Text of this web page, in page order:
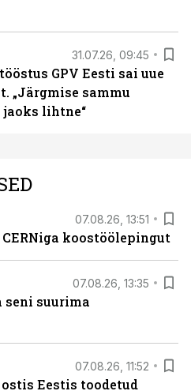
31.07.26, 09:45
GPV Eesti sai uue
„Järgmise sammu
lihtne“
07.08.26, 13:51
koostöölepingut
07.08.26, 13:35
seni suurima
07.08.26, 11:52
Eestis toodetud